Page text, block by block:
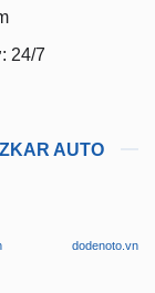
24/7
AUTO
dodenoto.vn